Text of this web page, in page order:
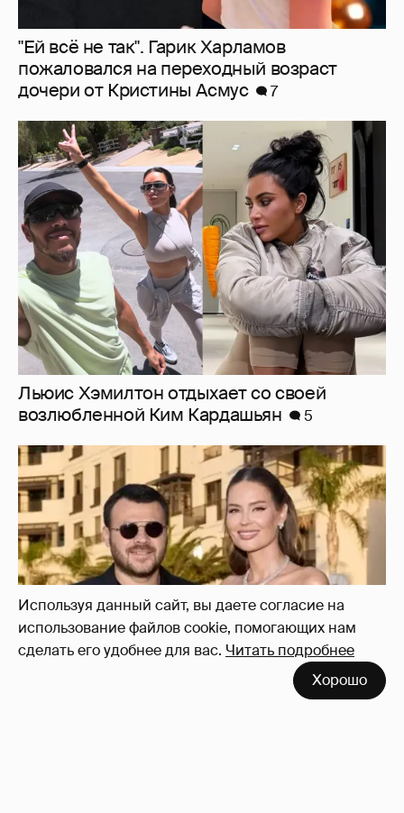
Используя данный сайт, вы даете согласие на
использование файлов cookie, помогающих нам
сделать его удобнее для вас. Читать подробнее
Хорошо
Льюис Хэмилтон отдыхает со своей
возлюбленной Ким Кардашьян
5
"Я твой подарок". Эмин Агаларов
поздравил с днём рождения жену Алёну
Гаврилову
44